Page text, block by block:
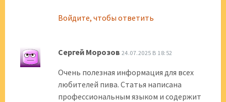
Войдите, чтобы ответить
Сергей Морозов 24.07.2025 В 18:52
Очень полезная информация для всех
любителей пива. Статья написана
профессиональным языком и содержит